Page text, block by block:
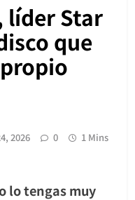
líder Star
que
2026 0 1 Mins
lo tengas muy